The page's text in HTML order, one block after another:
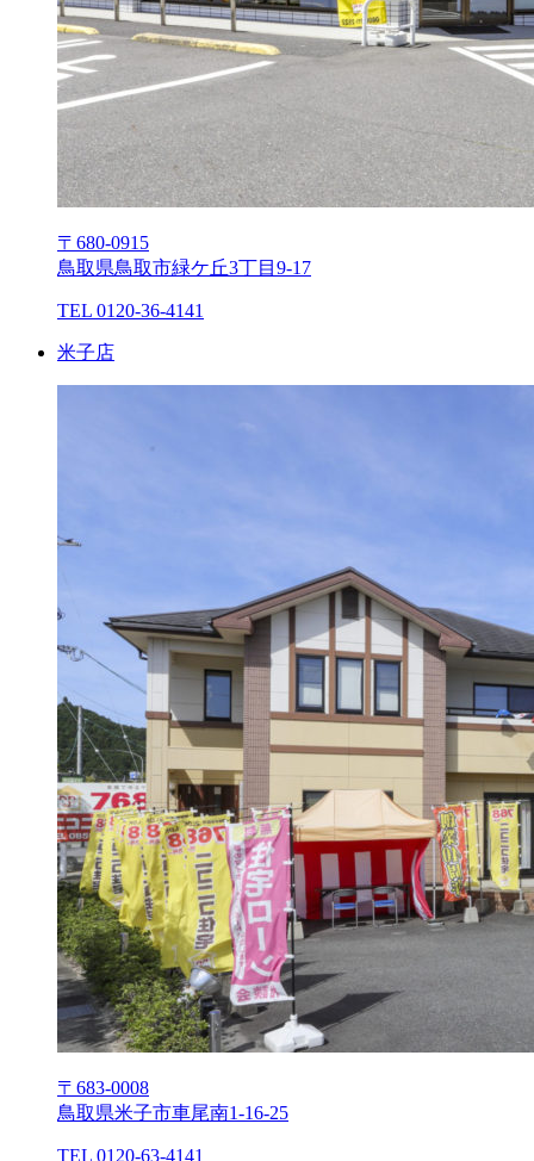
〒680-0915
⿃取県⿃取市緑ケ丘3丁⽬9-17
TEL 0120-36-4141
⽶⼦店
〒683-0008
⿃取県⽶⼦市⾞尾南1-16-25
TEL 0120-63-4141